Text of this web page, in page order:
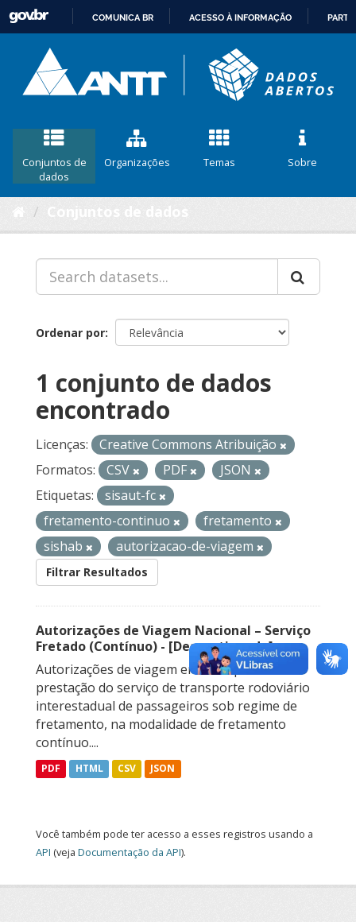
CONTEÚDO
COMUNICA BR ACESSO À INFORMAÇÃO
Conjuntos de
dados
Organizações Temas Sobre
Ordenar por
1 conjunto de dados
encontrado
Licenças:
Creative Commons Atribuição
Formatos:
CSV PDF
JSON
Etiquetas:
sisaut-fc
fretamento-continuo
fretamento
sishab
autorizacao-de-viagem
Filtrar Resultados
Autorizações de Viagem Nacional – Serviço
Fretado (Contínuo) - [Descontinuado]
Autorizações de viagem emitidas para a
prestação do serviço de transporte rodoviário
interestadual de passageiros sob regime de
fretamento, na modalidade de fretamento
contínuo....
PDF HTML CSV JSON
Você também pode ter acesso a esses registros usando a
API (veja Documentação da API).